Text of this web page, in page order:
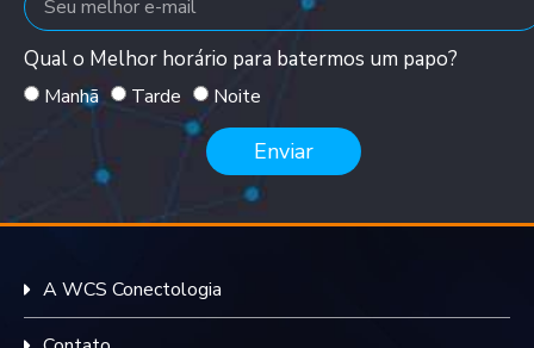
Qual o Melhor horário para batermos um papo?
Manhã Tarde Noite
Enviar
A WCS Conectologia